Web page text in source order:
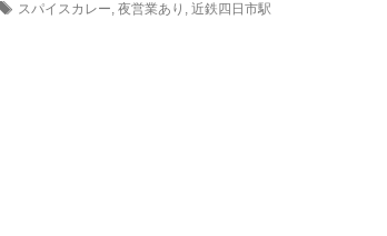
スパイスカレー, 夜営業あり , 近鉄四日市駅